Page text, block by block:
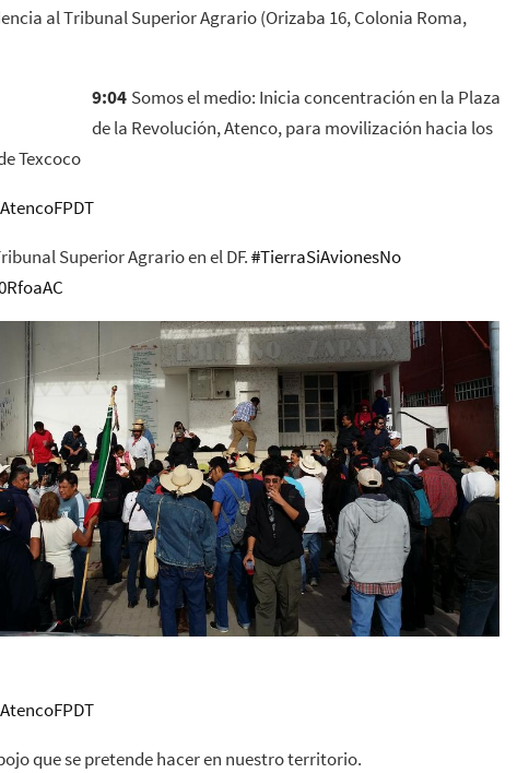
al Tribunal Superior Agrario (Orizaba 16, Colonia Roma,
9:04 Somos el medio: Inicia concentración en la Plaza
de la Revolución, Atenco, para movilización hacia los
Texcoco
AtencoFPDT
Superior Agrario en el DF.#TierraSiAvionesNo
AtencoFPDT
que se pretende hacer en nuestro territorio.